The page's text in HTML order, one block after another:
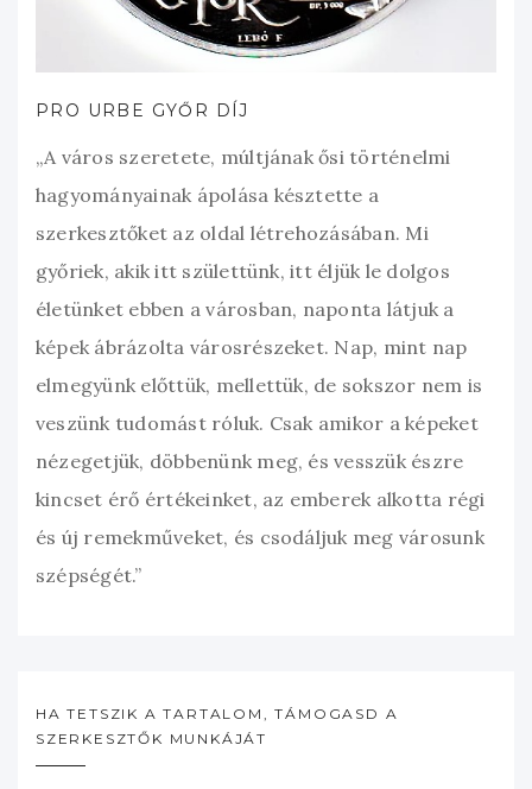
PRO URBE GYŐR DÍJ
„A város szeretete, múltjának ősi történelmi
hagyományainak ápolása késztette a
szerkesztőket az oldal létrehozásában. Mi
győriek, akik itt születtünk, itt éljük le dolgos
életünket ebben a városban, naponta látjuk a
képek ábrázolta városrészeket. Nap, mint nap
elmegyünk előttük, mellettük, de sokszor nem is
veszünk tudomást róluk. Csak amikor a képeket
nézegetjük, döbbenünk meg, és vesszük észre
kincset érő értékeinket, az emberek alkotta régi
és új remekműveket, és csodáljuk meg városunk
szépségét.”
HA TETSZIK A TARTALOM, TÁMOGASD A
SZERKESZTŐK MUNKÁJÁT